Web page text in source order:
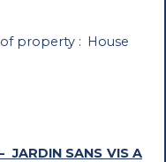
property: House
JARDIN SANS VIS A